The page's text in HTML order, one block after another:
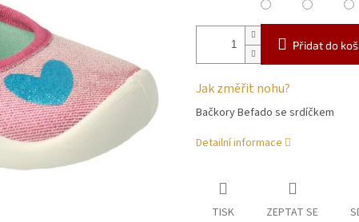
Přidat do
Jak změřit nohu?
Bačkory Befado se srdíčkem
Detailní informace
TISK ZEPTAT SE